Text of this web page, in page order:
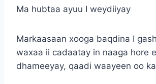
Ma hubtaa ayuu I weydiiyay
Markaasaan xooga baqdina I
waxaa ii cadaatay in naaga hore
dhameeyay, qaadi waayeen oo